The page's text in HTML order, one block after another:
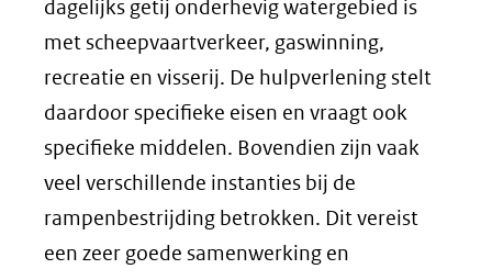
dagelijks getij onderhevig watergebied is
met scheepvaartverkeer, gaswinning,
recreatie en visserij. De hulpverlening stelt
daardoor specifieke eisen en vraagt ook
specifieke middelen. Bovendien zijn vaak
veel verschillende instanties bij de
rampenbestrijding betrokken. Dit vereist
een zeer goede samenwerking en